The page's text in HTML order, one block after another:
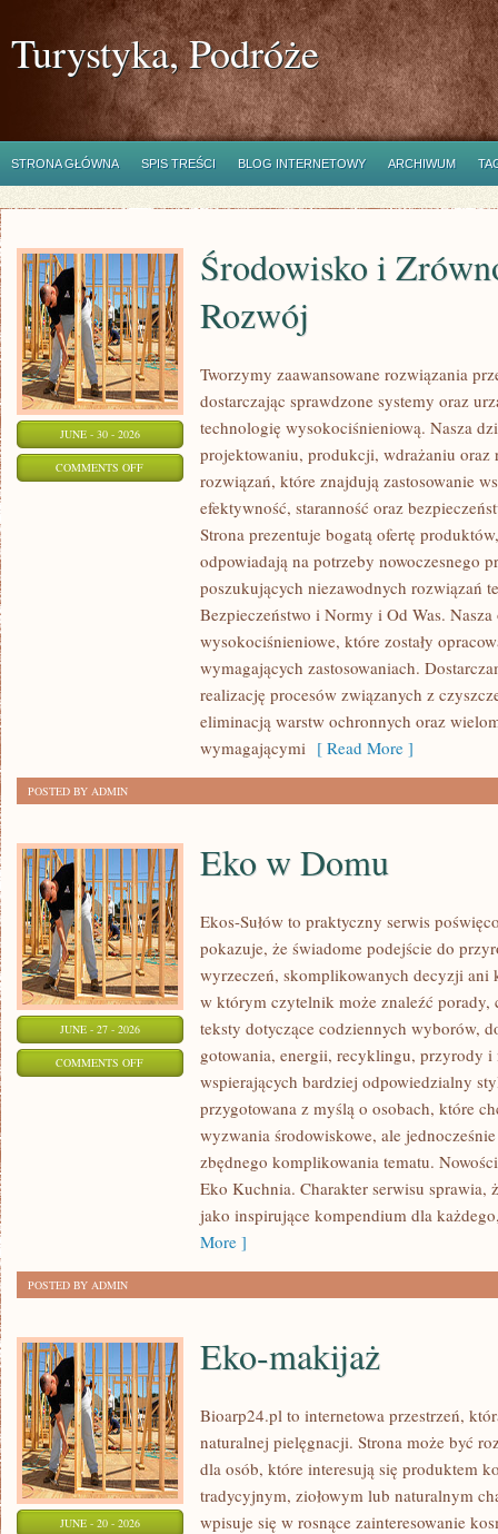
Turystyka, Podróże
STRONA GŁÓWNA SPIS TREŚCI BLOG INTERNETOWY ARCHIWUM
JUNE - 30 - 2026
COMMENTS OFFON
Środowisko i
Rozwój
Tworzymy zaawansowane rozwiązania
dostarczając sprawdzone systemy oraz
technologię wysokociśnieniową. Nasza
projektowaniu, produkcji, wdrażaniu oraz
rozwiązań, które znajdują zastosowanie
efektywność, staranność oraz
Strona prezentuje bogatą ofertę
odpowiadają na potrzeby nowoczesnego
poszukujących niezawodnych rozwiązań
Bezpieczeństwo i Normy i Od Was.
wysokociśnieniowe, które zostały
wymagających zastosowaniach.
realizację procesów związanych z
eliminacją warstw ochronnych oraz
wymagającymi [ Read More ]
POSTED BY ADMIN
JUNE - 27 - 2026
COMMENTS OFFON
Eko w Domu
Ekos-Sułów to praktyczny serwis
pokazuje, że świadome podejście do
wyrzeczeń, skomplikowanych decyzji ani
w którym czytelnik może znaleźć porady,
teksty dotyczące codziennych wyborów,
gotowania, energii, recyklingu, przyrody i
wspierających bardziej odpowiedzialny
przygotowana z myślą o osobach, które
wyzwania środowiskowe, ale
zbędnego komplikowania tematu.
Eko Kuchnia. Charakter serwisu sprawia,
jako inspirujące kompendium dla
More ]
POSTED BY ADMIN
JUNE - 20 - 2026
Eko-makijaż
Bioarp24.pl to internetowa przestrzeń,
naturalnej pielęgnacji. Strona może być
dla osób, które interesują się produktem
tradycyjnym, ziołowym lub naturalnym
wpisuje się w rosnące zainteresowanie